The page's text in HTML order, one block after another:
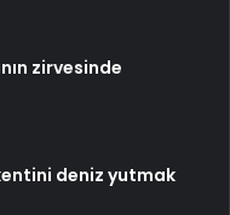
zirvesinde
deniz yutmak